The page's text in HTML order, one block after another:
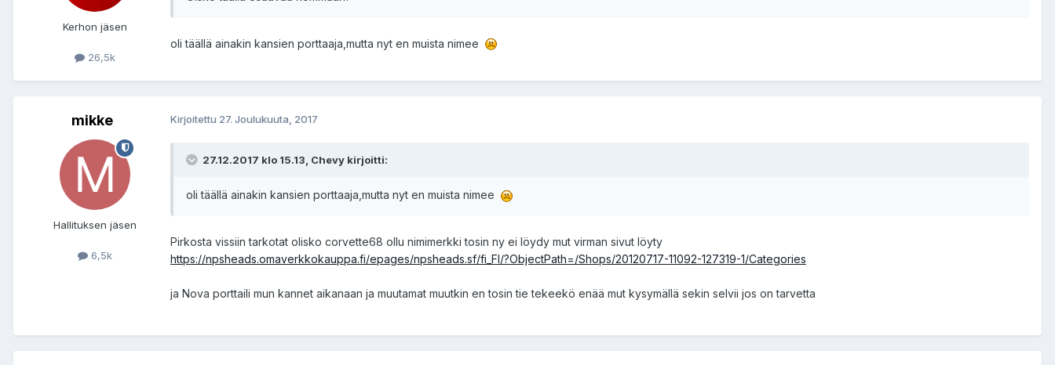
Kerhon jäsen
26,5k
oli täällä ainakin kansien porttaaja,mutta nyt en muista nimee
mikke
Hallituksen jäsen
6,5k
Kirjoitettu 27. Joulukuuta, 2017
27.12.2017 klo 15.13, Chevy kirjoitti:
oli täällä ainakin kansien porttaaja,mutta nyt en muista nimee
Pirkosta vissiin tarkotat olisko corvette68 ollu nimimerkki tosin ny ei löydy mut virman sivut löyty
https://npsheads.omaverkkokauppa.fi/epages/npsheads.sf/fi_FI/?ObjectPath=/Shops/20120717-11092-127319-1/Categories
ja Nova porttaili mun kannet aikanaan ja muutamat muutkin en tosin tie tekeekö enää mut kysymällä sekin selvii jos on tarvetta